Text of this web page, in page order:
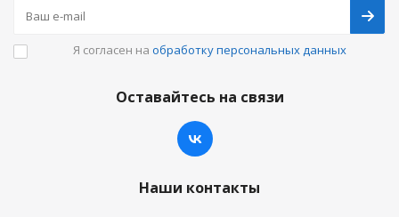
Я согласен на обработку персональных данных
Оставайтесь на связи
Наши контакты